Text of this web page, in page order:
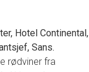
Hotel Continental,
Sans.
rødviner fra